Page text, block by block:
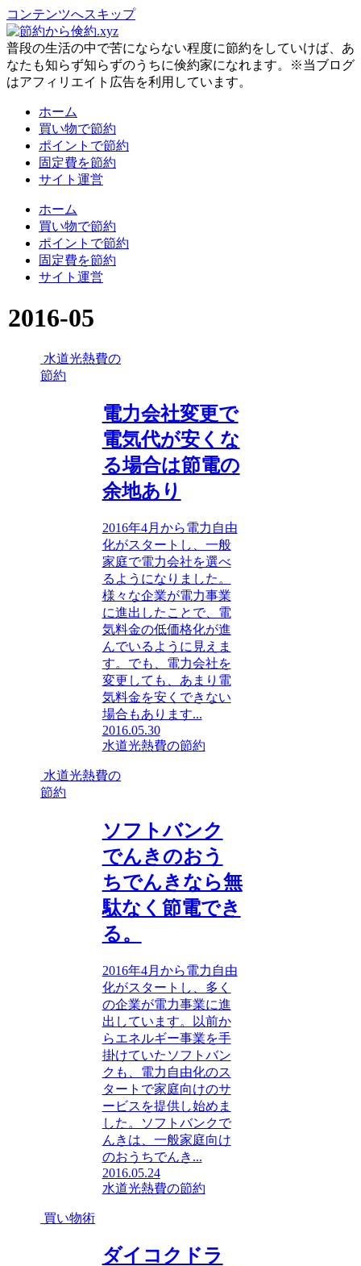
コンテンツへスキップ
普段の生活の中で苦にならない程度に節約をしていけば、あ
なたも知らず知らずのうちに倹約家になれます。※当ブログ
はアフィリエイト広告を利用しています。
ホーム
買い物で節約
ポイントで節約
固定費を節約
サイト運営
ホーム
買い物で節約
ポイントで節約
固定費を節約
サイト運営
2016-05
水道光熱費の
節約
電力会社変更で
電気代が安くな
る場合は節電の
余地あり
2016年4月から電力自由
化がスタートし、一般
家庭で電力会社を選べ
るようになりました。
様々な企業が電力事業
に進出したことで、電
気料金の低価格化が進
んでいるように見えま
す。でも、電力会社を
変更しても、あまり電
気料金を安くできない
場合もあります...
2016.05.30
水道光熱費の節約
水道光熱費の
節約
ソフトバンク
でんきのおう
ちでんきなら無
駄なく節電でき
る。
2016年4月から電力自由
化がスタートし、多く
の企業が電力事業に進
出しています。以前か
らエネルギー事業を手
掛けていたソフトバン
クも、電力自由化のス
タートで家庭向けのサ
ービスを提供し始めま
した。ソフトバンクで
んきは、一般家庭向け
のおうちでんき...
2016.05.24
水道光熱費の節約
買い物術
ダイコクドラ